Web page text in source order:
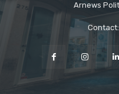
Arnews
Contact: